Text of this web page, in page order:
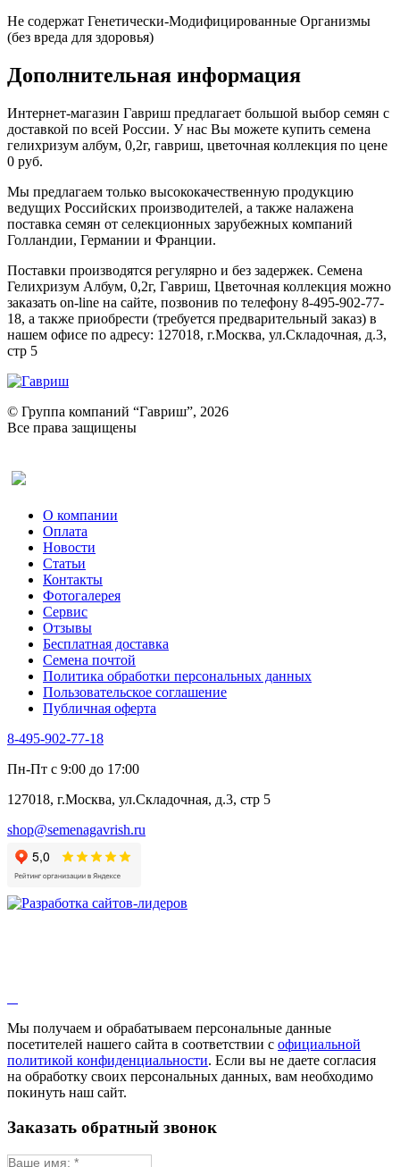
Не содержат Генетически-Модифицированные Организмы
(без вреда для здоровья)
Дополнительная информация
Интернет-магазин Гавриш предлагает большой выбор семян с
доставкой по всей России. У нас Вы можете купить семена
гелихризум албум, 0,2г, гавриш, цветочная коллекция по цене
0 руб.
Мы предлагаем только высококачественную продукцию
ведущих Российских производителей, а также налажена
поставка семян от селекционных зарубежных компаний
Голландии, Германии и Франции.
Поставки производятся регулярно и без задержек. Семена
Гелихризум Албум, 0,2г, Гавриш, Цветочная коллекция можно
заказать on-line на сайте, позвонив по телефону 8-495-902-77-
18, а также приобрести (требуется предварительный заказ) в
нашем офисе по адресу: 127018, г.Москва, ул.Складочная, д.3,
стр 5
© Группа компаний “Гавриш”, 2026
Все права защищены
О компании
Оплата
Новости
Статьи
Контакты
Фотогалерея​
Сервис
Отзывы
Бесплатная доставка
Семена почтой
Политика обработки персональных данных
Пользовательское соглашение
Публичная оферта
8-495-902-77-18
Пн-Пт с 9:00 до 17:00
127018, г.Москва, ул.Складочная, д.3, стр 5
shop@semenagavrish.ru
Мы получаем и обрабатываем персональные данные
посетителей нашего сайта в соответствии с официальной
политикой конфиденциальности. Если вы не даете согласия
на обработку своих персональных данных, вам необходимо
покинуть наш сайт.
Заказать обратный звонок